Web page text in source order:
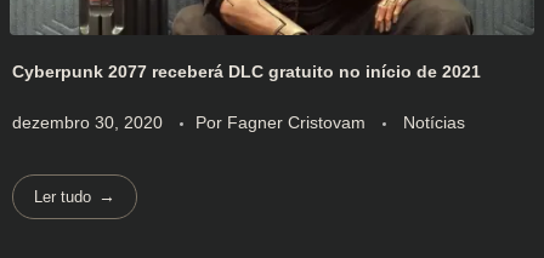
Cyberpunk 2077 receberá DLC gratuito no início de 2021
dezembro 30, 2020 Por Fagner Cristovam Notícias
Ler tudo